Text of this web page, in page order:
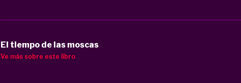
El tiempo de las moscas
Ve más sobre este libro